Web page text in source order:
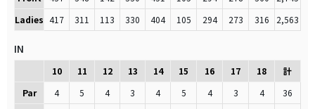
Ladies 417 311 113 330 404 105 294 273 316 2,563
IN
10 11 12 13 14 15 16 17 18
計
Par
4 5 4 3 4 5 4 3 4
36